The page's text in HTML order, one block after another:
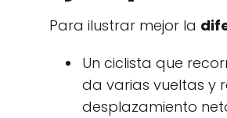
Para ilustrar mejor la
Un ciclista que
da varias vueltas y
desplazamiento